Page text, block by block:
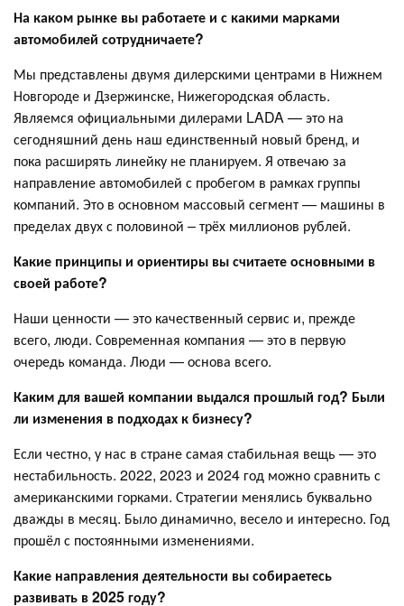
На каком рынке вы работаете и с какими марками
автомобилей сотрудничаете?
Мы представлены двумя дилерскими центрами в Нижнем
Новгороде и Дзержинске, Нижегородская область.
Являемся официальными дилерами LADA — это на
сегодняшний день наш единственный новый бренд, и
пока расширять линейку не планируем. Я отвечаю за
направление автомобилей с пробегом в рамках группы
компаний. Это в основном массовый сегмент — машины в
пределах двух с половиной – трёх миллионов рублей.
Какие принципы и ориентиры вы считаете основными в
своей работе?
Наши ценности — это качественный сервис и, прежде
всего, люди. Современная компания — это в первую
очередь команда. Люди — основа всего.
Каким для вашей компании выдался прошлый год? Были
ли изменения в подходах к бизнесу?
Если честно, у нас в стране самая стабильная вещь — это
нестабильность. 2022, 2023 и 2024 год можно сравнить с
американскими горками. Стратегии менялись буквально
дважды в месяц. Было динамично, весело и интересно. Год
прошёл с постоянными изменениями.
Какие направления деятельности вы собираетесь
развивать в 2025 году?